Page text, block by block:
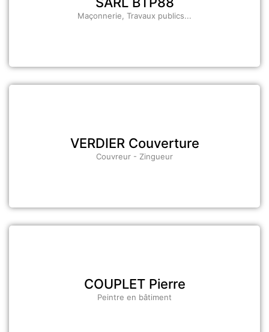
Maçonnerie, Travaux publics...
VERDIER Couverture
Couvreur - Zingueur
COUPLET Pierre
Peintre en bâtiment